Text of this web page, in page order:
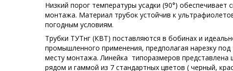
Низкий порог температуры усадки (90°) обеспечивает
монтажа. Материал трубок устойчив к
погодным условиям.
Трубки ТУТнг (КВТ) поставляются в бобинах и
промышленного применения, предполагая нарезку
месту монтажа. Линейка типоразмеров
рядом и гаммой из 7 стандартных цветов ( черный,